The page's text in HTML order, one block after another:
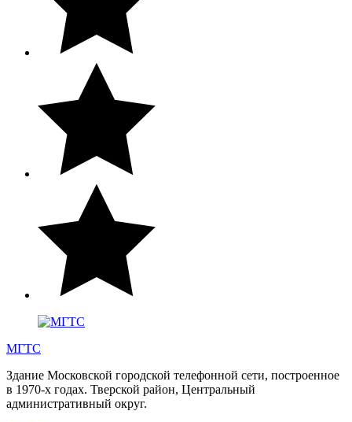
МГТС
Здание Московской городской телефонной сети, построенное
в 1970-х годах. Тверской район, Центральный
административный округ.